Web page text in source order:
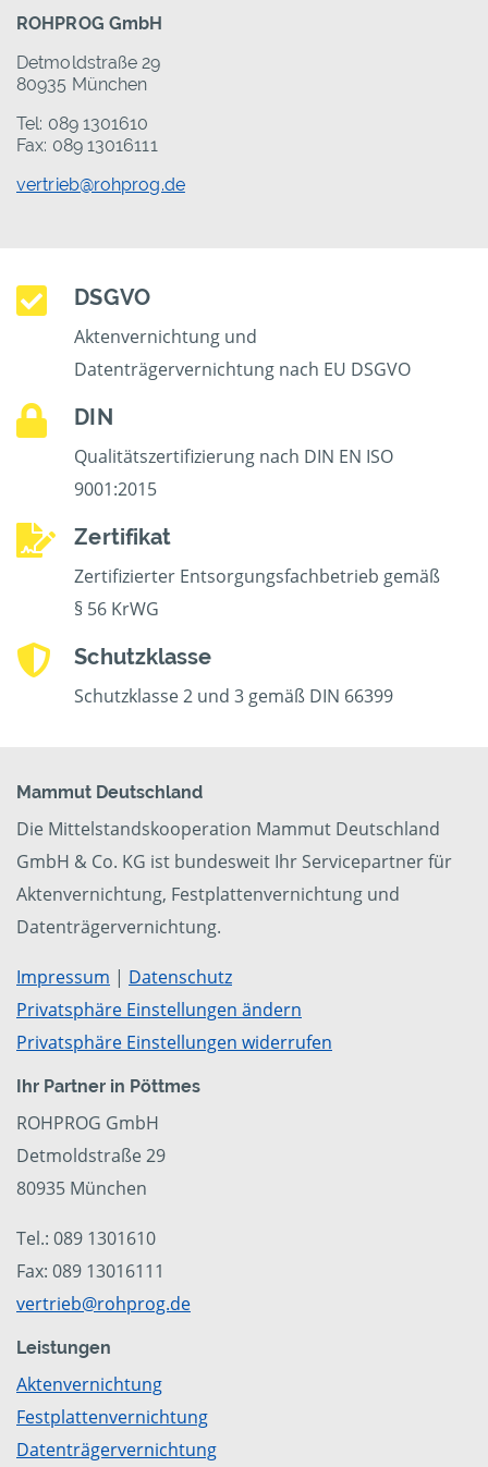
ROHPROG GmbH
Detmoldstraße 29
80935 München
Tel: 089 1301610
Fax: 089 13016111
vertrieb@rohprog.de
DSGVO
Aktenvernichtung und
Datenträgervernichtung nach EU DSGVO
DIN
Qualitätszertifizierung nach DIN EN ISO
9001:2015
Zertifikat
Zertifizierter Entsorgungsfachbetrieb gemäß
§ 56 KrWG
Schutzklasse
Schutzklasse 2 und 3 gemäß DIN 66399
Mammut Deutschland
Die Mittelstandskooperation Mammut Deutschland
GmbH & Co. KG ist bundesweit Ihr Servicepartner für
Aktenvernichtung, Festplattenvernichtung und
Datenträgervernichtung.
Impressum | Datenschutz
Privatsphäre Einstellungen ändern
Privatsphäre Einstellungen widerrufen
Ihr Partner in Pöttmes
ROHPROG GmbH
Detmoldstraße 29
80935 München
Tel.: 089 1301610
Fax: 089 13016111
vertrieb@rohprog.de
Leistungen
Aktenvernichtung
Festplattenvernichtung
Datenträgervernichtung